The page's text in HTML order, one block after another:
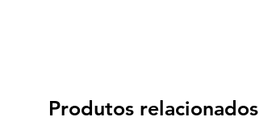
Produtos relacionados